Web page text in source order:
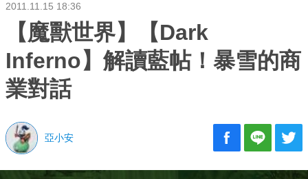
2011.11.15 18:36
【魔獸世界】【Dark
Inferno】解讀藍帖！暴雪的商
業對話
亞小安